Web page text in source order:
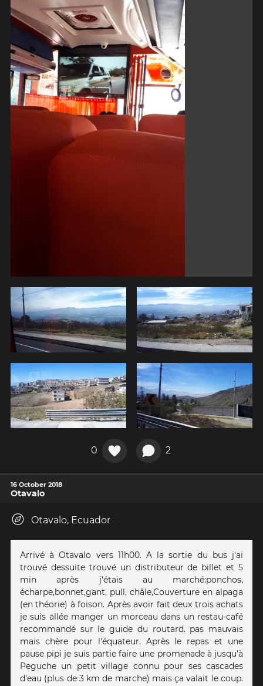
0 2
16 October 2018
Otavalo
Otavalo, Ecuador
Arrivé à Otavalo vers 11h00. A la sortie du bus j'ai
trouvé dessuite trouvé un distributeur de billet et 5
min après j'étais au marché:ponchos,
écharpe,bonnet,gant, pull, châle,Couverture en alpaga
(en théorie) à foison. Après avoir fait deux trois achats
je suis allée manger un morceau dans un restau-café
recommandé sur le guide du routard. pas mauvais
mais chère pour l'équateur. Après le repas et une
pause pipi je suis partie faire une promenade à jusqu'à
Peguche un petit village connu pour ses cascades
d'eau (plus de 3 km de marche) mais ça valait le coup.